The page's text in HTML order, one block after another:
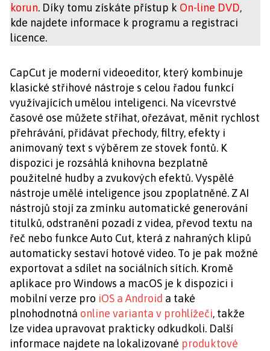
korun. Díky tomu získáte přístup k On-line DVD,
kde najdete informace k programu a registraci
licence.
CapCut je moderní videoeditor, který kombinuje
klasické střihové nástroje s celou řadou funkcí
využívajících umělou inteligenci. Na vícevrstvé
časové ose můžete stříhat, ořezávat, měnit rychlost
přehrávání, přidávat přechody, filtry, efekty i
animovaný text s výběrem ze stovek fontů. K
dispozici je rozsáhlá knihovna bezplatně
použitelné hudby a zvukových efektů. Vyspělé
nástroje umělé inteligence jsou zpoplatněné. Z AI
nástrojů stojí za zmínku automatické generování
titulků, odstranění pozadí z videa, převod textu na
řeč nebo funkce Auto Cut, která z nahraných klipů
automaticky sestaví hotové video. To je pak možné
exportovat a sdílet na sociálních sítích. Kromě
aplikace pro Windows a macOS je k dispozici i
mobilní verze pro iOS a Android a také
plnohodnotná online varianta v prohlížeči, takže
lze videa upravovat prakticky odkudkoli. Další
informace najdete na lokalizované produktové